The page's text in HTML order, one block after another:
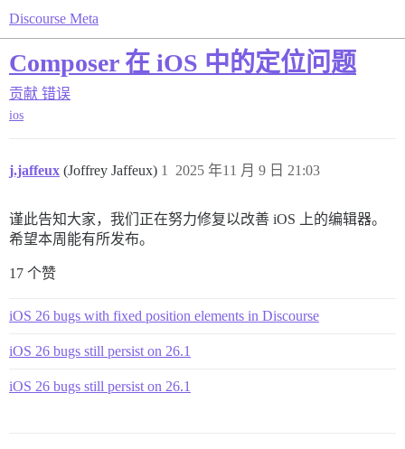
Discourse Meta
Composer 在 iOS 中的定位问题
贡献 错误
ios
j.jaffeux (Joffrey Jaffeux) 2025 年11 月 9 日 21:03
1
谨此告知大家，我们正在努力修复以改善 iOS 上的编辑器。
希望本周能有所发布。
17 个赞
iOS 26 bugs with fixed position elements in Discourse
iOS 26 bugs still persist on 26.1
iOS 26 bugs still persist on 26.1